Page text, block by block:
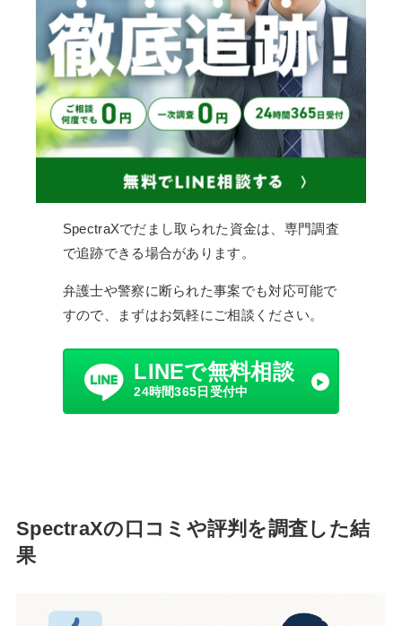
SpectraXでだまし取られた資金は、専門調査
で追跡できる場合があります。
弁護士や警察に断られた事案でも対応可能で
すので、まずはお気軽にご相談ください。
LINEで無料相談
24時間365日受付中
SpectraXの口コミや評判を調査した結
果